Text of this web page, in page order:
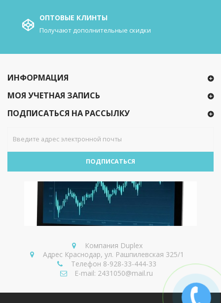
ОПТОВЫЕ КЛИНТЫ
Получают дополнительные скидки
ИНФОРМАЦИЯ
МОЯ УЧЕТНАЯ ЗАПИСЬ
ПОДПИСАТЬСЯ НА РАССЫЛКУ
ПОДПИСАТЬСЯ
Компания Duplex
Адрес Краснодар, ул. Рашпилевская 325/1
Телефон 8-928-33-444-33
E-mail: 2431050@mail.ru